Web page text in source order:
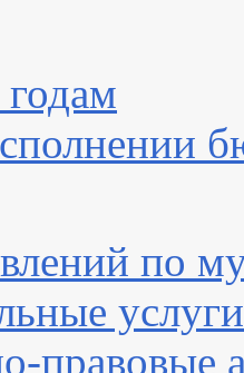
по
услуги
правовые